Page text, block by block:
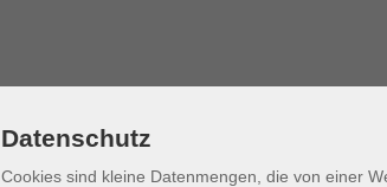
Datenschutz
Cookies sind kleine Datenmengen, die von einer